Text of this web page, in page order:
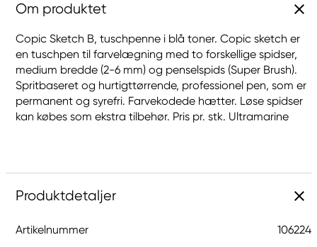
Om produktet
Copic Sketch B, tuschpenne i blå toner. Copic sketch er
en tuschpen til farvelægning med to forskellige spidser,
medium bredde (2-6 mm) og penselspids (Super Brush).
Spritbaseret og hurtigttørrende, professionel pen, som er
permanent og syrefri. Farvekodede hætter. Løse spidser
kan købes som ekstra tilbehør. Pris pr. stk. Ultramarine
Produktdetaljer
Artikelnummer 106224